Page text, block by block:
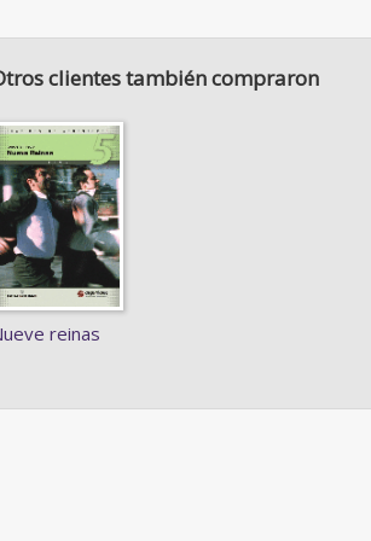
clientes también compraron
reinas